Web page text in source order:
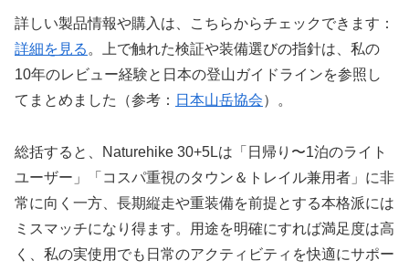
詳しい製品情報や購入は、こちらからチェックできます：
詳細を見る 。上で触れた検証や装備選びの指針は、私の
10年のレビュー経験と日本の登山ガイドラインを参照し
てまとめました（参考： 日本山岳協会）。
総括すると、Naturehike 30+5Lは「日帰り〜1泊のライト
ユーザー」「コスパ重視のタウン＆トレイル兼用者」に非
常に向く一方、長期縦走や重装備を前提とする本格派には
ミスマッチになり得ます。用途を明確にすれば満足度は高
く、私の実使用でも日常のアクティビティを快適にサポー